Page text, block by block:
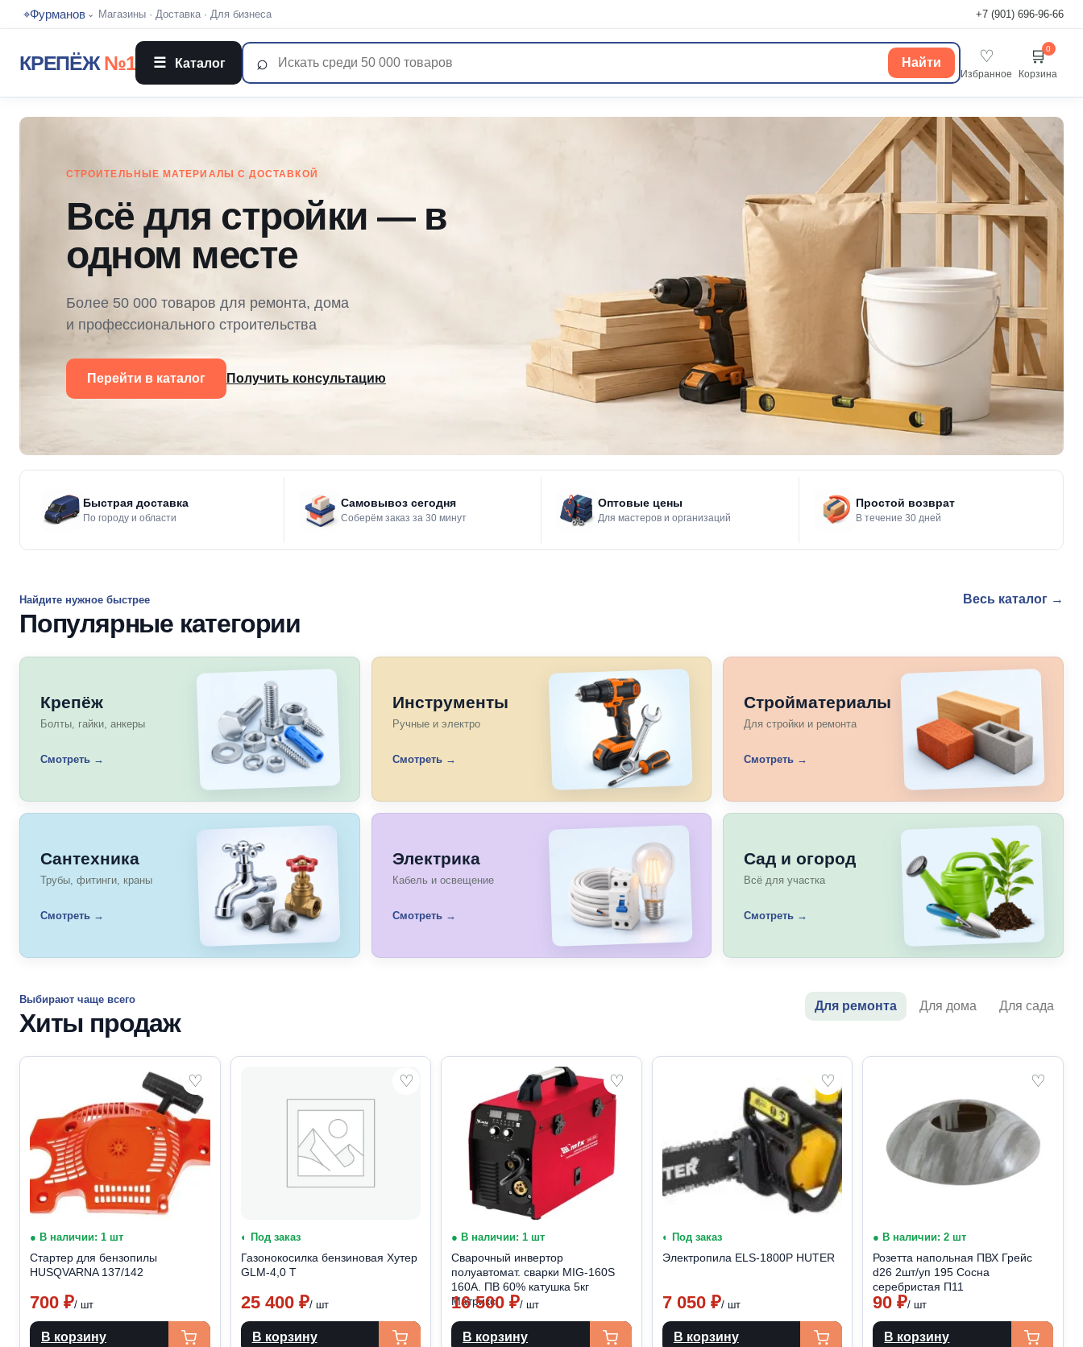
⌖Фурманов ⌄ Магазины · Доставка· Для бизнеса +7 (901) 696-96-66
КРЕПЁЖ №1 ☰ Каталог ⌕ Найти ♡
Избранное
🛒0
Корзина
СТРОИТЕЛЬНЫЕ МАТЕРИАЛЫ С ДОСТАВКОЙ
Всё для стройки — в
одном месте
Более 50 000 товаров для ремонта, дома
и профессионального строительства
Перейти в каталог Получить консультацию
Быстрая доставка
По городу и области
Самовывоз сегодня
Соберём заказ за 30 минут
Оптовые цены
Для мастеров и организаций
Простой возврат
В течение 30 дней
Найдите нужное быстрее
Популярные категории
Весь каталог →
Крепёж
Болты, гайки, анкеры
Смотреть →
Инструменты
Ручные и электро
Смотреть →
Стройматериалы
Для стройки и ремонта
Смотреть →
Сантехника
Трубы, фитинги, краны
Смотреть →
Электрика
Кабель и освещение
Смотреть →
Сад и огород
Всё для участка
Смотреть →
Выбирают чаще всего
Хиты продаж
Для ремонта Для дома Для сада
♡
● В наличии: 1 шт
Стартер для бензопилы
HUSQVARNA 137/142
700 ₽/ шт
В корзину
♡
◐ Под заказ
Газонокосилка бензиновая Хутер
GLM-4,0 Т
25 400 ₽/ шт
В корзину
♡
● В наличии: 1 шт
Сварочный инвертор
полуавтомат. сварки МIG-160S
160А. ПВ 60% катушка 5кг
Матрикс
16 500₽/ шт
В корзину
♡
◐ Под заказ
Электропила ELS-1800Р HUTER
7 050 ₽/ шт
В корзину
♡
● В наличии: 2 шт
Розетта напольная ПВХ Грейс
d26 2шт/уп 195 Сосна
серебристая П11
90₽/ шт
В корзину